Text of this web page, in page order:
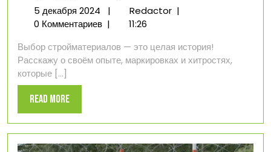
5 декабря 20245
декабря
| RedactorМой
строительных
материалов⁚
|
0 Комментариев |
11:26
Выбор стройматериалов — это целая история!
Расскажу о своём опыте, маркировках и хитростях,
которые [...]
Read MoreRead
More